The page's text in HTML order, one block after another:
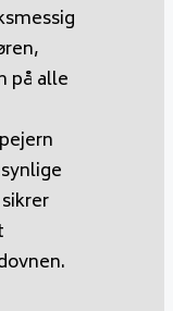
på alle